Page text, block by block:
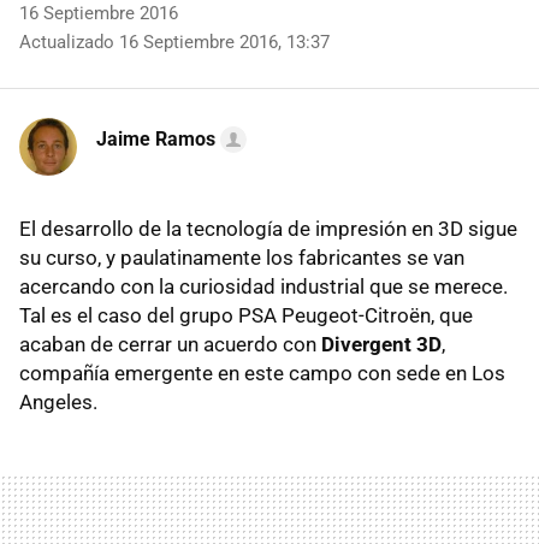
16 Septiembre 2016
Actualizado 16 Septiembre 2016, 13:37
Jaime Ramos
El desarrollo de la tecnología de impresión en 3D sigue
su curso, y paulatinamente los fabricantes se van
acercando con la curiosidad industrial que se merece.
Tal es el caso del grupo PSA Peugeot-Citroën, que
acaban de cerrar un acuerdo con Divergent 3D,
compañía emergente en este campo con sede en Los
Angeles.